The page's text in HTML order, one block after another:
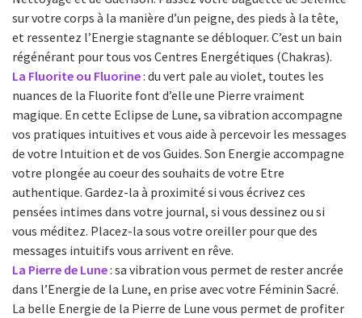
sur votre corps à la manière d’un peigne, des pieds à la tête,
et ressentez l’Energie stagnante se débloquer. C’est un bain
régénérant pour tous vos Centres Energétiques (Chakras).
La Fluorite ou Fluorine: du vert pale au violet, toutes les
nuances de la Fluorite font d’elle une Pierre vraiment
magique. En cette Eclipse de Lune, sa vibration accompagne
vos pratiques intuitives et vous aide à percevoir les messages
de votre Intuition et de vos Guides. Son Energie accompagne
votre plongée au coeur des souhaits de votre Etre
authentique. Gardez-la à proximité si vous écrivez ces
pensées intimes dans votre journal, si vous dessinez ou si
vous méditez. Placez-la sous votre oreiller pour que des
messages intuitifs vous arrivent en rêve.
La Pierre de Lune: sa vibration vous permet de rester ancrée
dans l’Energie de la Lune, en prise avec votre Féminin Sacré.
La belle Energie de la Pierre de Lune vous permet de profiter